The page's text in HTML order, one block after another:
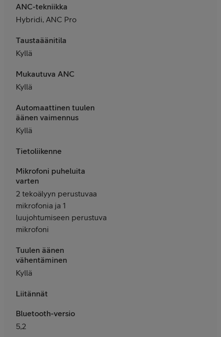
ANC-tekniikka
Hybridi, ANC Pro
Taustaäänitila
Kyllä
Mukautuva ANC
Kyllä
Automaattinen tuulen
äänen vaimennus
Kyllä
Tietoliikenne
Mikrofoni puheluita
varten
2 tekoälyyn perustuvaa
mikrofonia ja 1
luujohtumiseen perustuva
mikrofoni
Tuulen äänen
vähentäminen
Kyllä
Liitännät
Bluetooth-versio
5,2